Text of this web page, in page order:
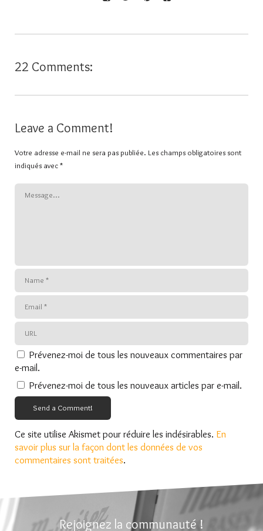
22 Comments:
Leave a Comment!
Votre adresse e-mail ne sera pas publiée. Les champs obligatoires sont
indiqués avec*
Prévenez-moi de tous les nouveaux commentaires par
e-mail.
Prévenez-moi de tous les nouveaux articles par e-mail.
Send a Comment!
Ce site utilise Akismet pour réduire les indésirables. En
savoir plus sur la façon dont les données de vos
commentaires sont traitées.
Rejoignez la communauté !